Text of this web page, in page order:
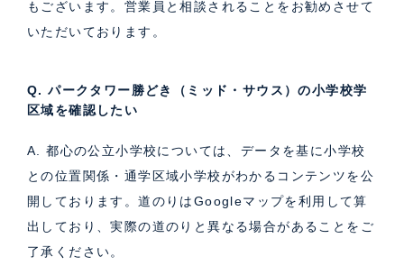
もございます。営業員と相談されることをお勧めさせて
いただいております。
Q. パークタワー勝どき（ミッド・サウス）の小学校学
区域を確認したい
A. 都心の公立小学校については、データを基に小学校
との位置関係・通学区域小学校がわかるコンテンツを公
開しております。道のりはGoogleマップを利用して算
出しており、実際の道のりと異なる場合があることをご
了承ください。